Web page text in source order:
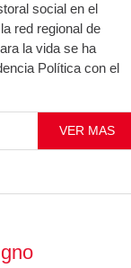
social en el
red regional de
la vida se ha
Política con el
VER MAS